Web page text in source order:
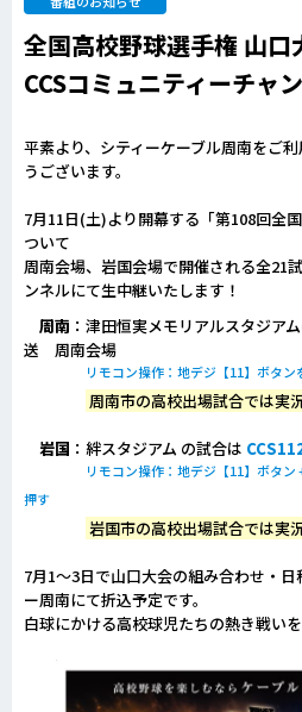
全国高校野球選手権 山口
CCSコミュニティーチャ
平素より、シティーケーブル周南をご
うございます。
7月11日(土)より開幕する「第108回全
ついて
周南会場、岩国会場で開催される全21
ンネルにて生中継いたします！
周南 ：津田恒実メモリアルスタジア
送 周南会場
リモコン操作：地デジ【11】ボタン
周南市の高校出場試合では実
岩国 ：絆スタジアム の試合は
リモコン操作：地デジ【11】ボタ
押す
岩国市の高校出場試合では実
7月1～3日で山口大会の組み合わせ・
ー周南にて折込予定です。
白球にかける高校球児たちの熱き戦い